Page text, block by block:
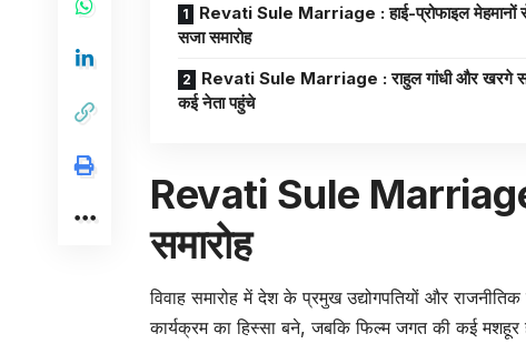
Revati Sule Marriage : हाई-प्रोफाइल मेहमानों
सजा समारोह
Revati Sule Marriage : राहुल गांधी और खरगे
कई नेता पहुंचे
Revati Sule Marriage
समारोह
विवाह समारोह में देश के प्रमुख उद्योगपतियों और
कार्यक्रम का हिस्सा बने, जबकि फिल्म जगत की कई मशहूर